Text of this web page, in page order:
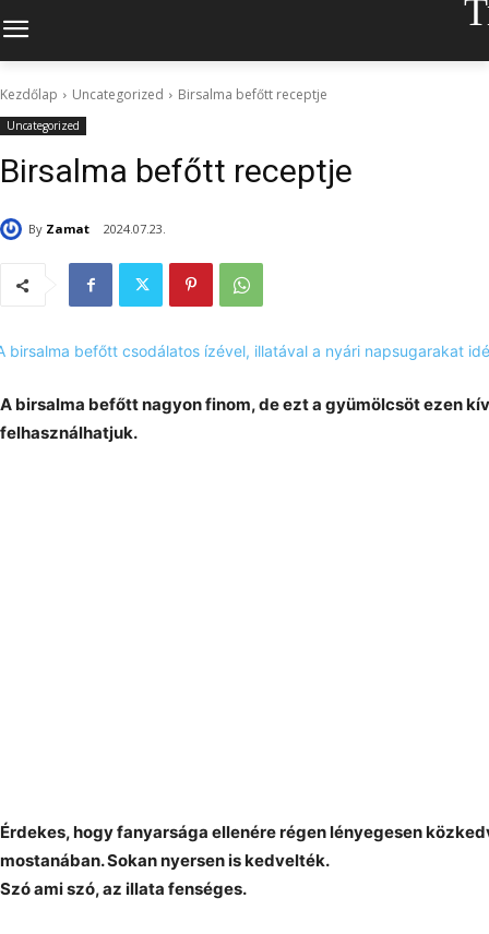
Kezdőlap Uncategorized Birsalma befőtt receptje
Uncategorized
Birsalma befőtt receptje
By Zamat 2024.07.23.
A birsalma befőtt nagyon finom, de ezt a gyümölcsöt ezen
felhasználhatjuk.
Érdekes, hogy fanyarsága ellenére régen lényegesen
mostanában. Sokan nyersen is kedvelték.
Szó ami szó, az illata fenséges.